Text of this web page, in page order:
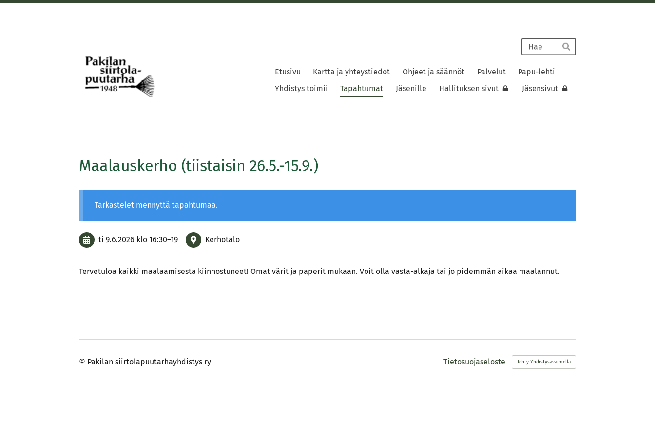
Hae
Pakilan siirtolapuutarha
Etusivu Kartta ja yhteystiedot Ohjeet ja säännöt Palvelut
Papu-lehti
Yhdistys toimii
Tapahtumat Jäsenille Hallituksen sivut Jäsensivut
Maalauskerho (tiistaisin 26.5.-15.9.)
Tarkastelet mennyttä tapahtumaa.
ti 9.6.2026 klo 16:30–19 Kerhotalo
Tervetuloa kaikki maalaamisesta kiinnostuneet! Omat värit ja paperit mukaan. Voit olla vasta-alkaja tai jo pidemmän aikaa maalannut.
© Pakilan siirtolapuutarhayhdistys ry Tietosuojaseloste Tehty Yhdistysavaimella